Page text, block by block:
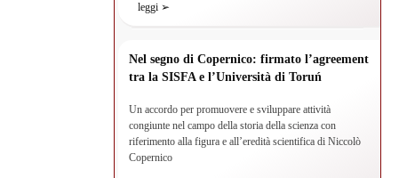
leggi ➢
Nel segno di Copernico: firmato l’agreement
tra la SISFA e l’Università di Toruń
Un accordo per promuovere e sviluppare attività
congiunte nel campo della storia della scienza con
riferimento alla figura e all’eredità scientifica di Niccolò
Copernico